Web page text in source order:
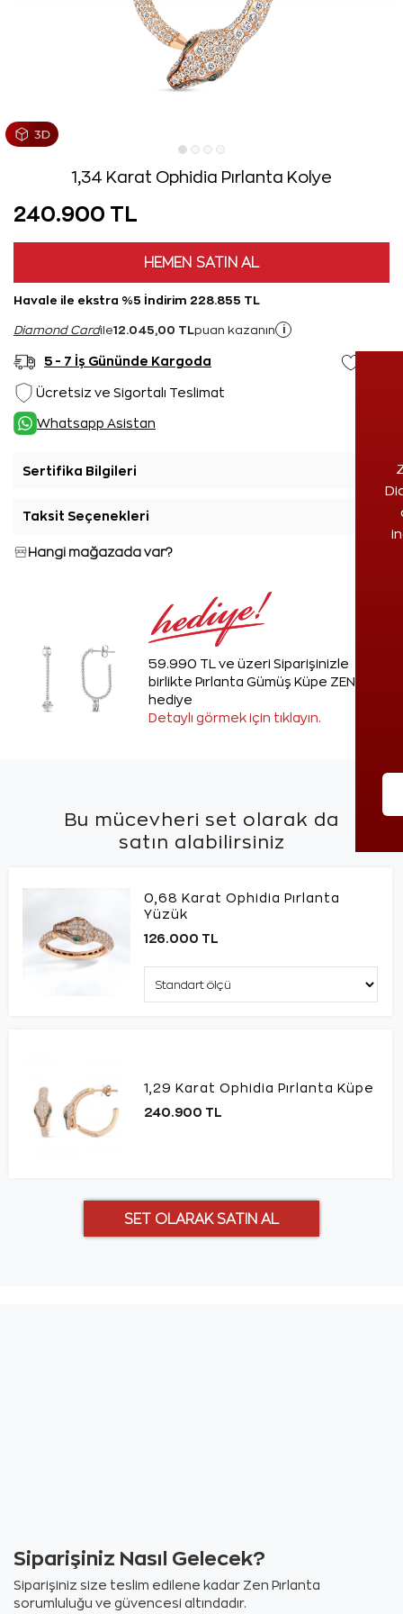
1,34 Karat Ophidia Pırlanta Kolye
240.900 TL
HEMEN SATIN AL
Havale ile ekstra %5 İndirim 228.855 TL
Diamond Cardile12.045,00 TL puan kazanın i
5 - 7 İş Gününde Kargoda
Ücretsiz ve Sigortalı Teslimat
Whatsapp Asistan
Sertifika Bilgileri
Taksit Seçenekleri
Hangi mağazada var?
59.990 TL ve üzeri Siparişinizle
birlikte Pırlanta Gümüş Küpe ZEN'den
hediye
Detaylı görmek için tıklayın.
Bu mücevheri set olarak da
satın alabilirsiniz
0,68 Karat Ophidia Pırlanta
Yüzük
126.000 TL
1,29 Karat Ophidia Pırlanta Küpe
240.900 TL
Siparişiniz Nasıl Gelecek?
Siparişiniz size teslim edilene kadar Zen Pırlanta
sorumluluğu ve güvencesi altındadır.